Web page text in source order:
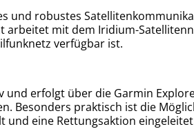
und robustes
arbeitet mit dem Iridium-
verfügbar ist.
und erfolgt über die Garmin
Besonders praktisch ist die
und eine Rettungsaktion